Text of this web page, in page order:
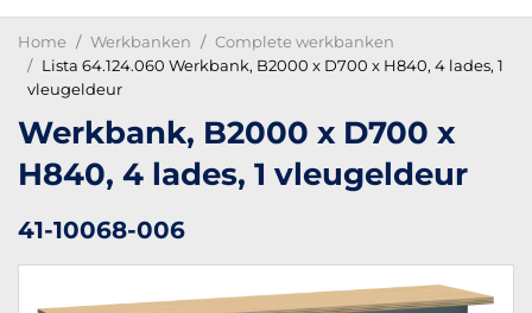
Home Werkbanken
Complete werkbanken
Lista 64.124.060 Werkbank, B2000 x D700 x H840, 4 lades, 1
vleugeldeur
Werkbank, B2000 x D700 x
H840, 4 lades, 1 vleugeldeur
41-10068-006